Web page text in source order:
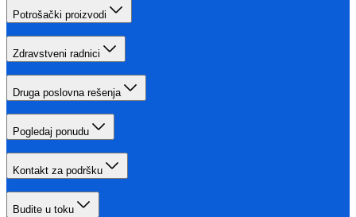
Potrošački proizvodi
Zdravstveni radnici
Druga poslovna rešenja
Pogledaj ponudu
Kontakt za podršku
Budite u toku